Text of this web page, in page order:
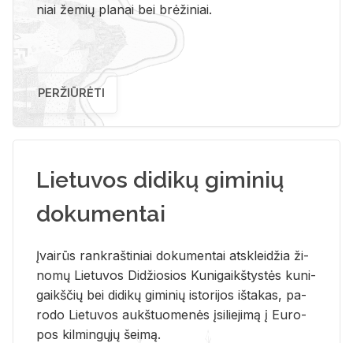
niai že­mių pla­nai bei brė­ži­niai.
PERŽIŪRĖTI
Lietuvos didikų giminių
dokumentai
Įvai­rūs rank­raš­ti­niai do­ku­men­tai at­sklei­džia ži­
no­mų Lie­tu­vos Di­džio­sios Ku­ni­gaikš­tys­tės ku­ni­
gaikš­čių bei di­di­kų gi­mi­nių is­to­ri­jos iš­ta­kas, pa­
ro­do Lie­tu­vos aukš­tuo­me­nės įsi­lie­ji­mą į Eu­ro­
pos kil­min­gų­jų šei­mą.